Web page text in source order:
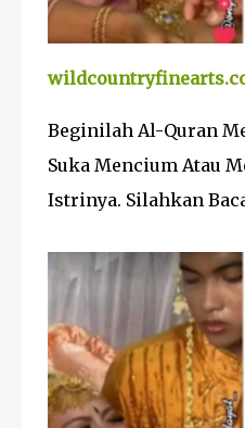
Beginilah Al-Quran
Suka Mencium Atau
Istrinya. Silahkan